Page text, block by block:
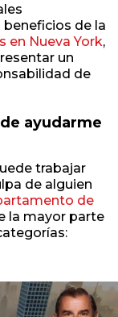
de la
en Nueva York,
un
de
ayudarme
trabajar
de alguien
de
la mayor parte